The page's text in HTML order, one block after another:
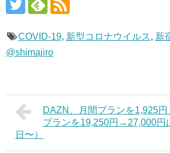
COVID-19, 新型コロナウイルス, 新
@shimajiro
DAZN、月間プランを1,925
プランを19,250円→27,000円
日〜）